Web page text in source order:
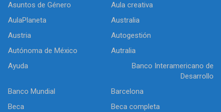
Asuntos de Género
Aula creativa
AulaPlaneta
Australia
Austria
Autogestión
Autónoma de México
Autralia
Ayuda
Banco Interamericano de
Desarrollo
Banco Mundial
Barcelona
Beca
Beca completa